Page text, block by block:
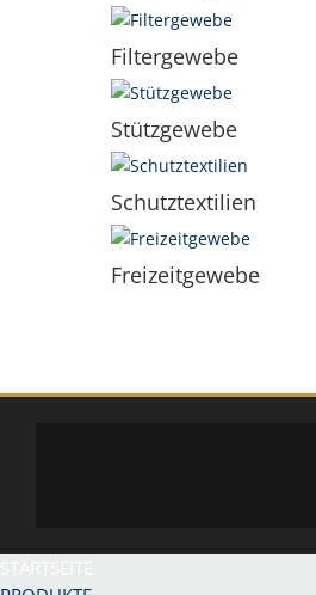
Filtergewebe
Stützgewebe
Schutztextilien
Freizeitgewebe